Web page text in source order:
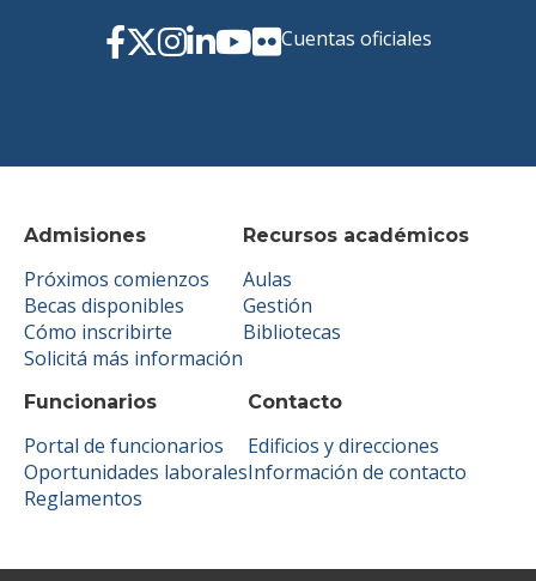
Admisiones
Próximos comienzos
Becas disponibles
Cómo inscribirte
Solicitá más información
Recursos académicos
Aulas
Gestión
Bibliotecas
Funcionarios
Portal de funcionarios
Oportunidades laborales
Reglamentos
Contacto
Edificios y direcciones
Información de contacto
Cuentas oficiales